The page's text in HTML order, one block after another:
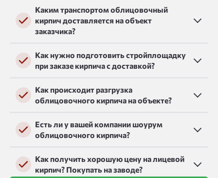
Каким транспортом облицовочный
кирпич доставляется на объект
заказчика?
Как нужно подготовить стройплощадку
при заказе кирпича с доставкой?
Как происходит разгрузка
облицовочного кирпича на объекте?
Есть ли у вашей компании шоурум
облицовочного кирпича?
Как получить хорошую цену на лицевой
кирпич? Покупать на заводе?